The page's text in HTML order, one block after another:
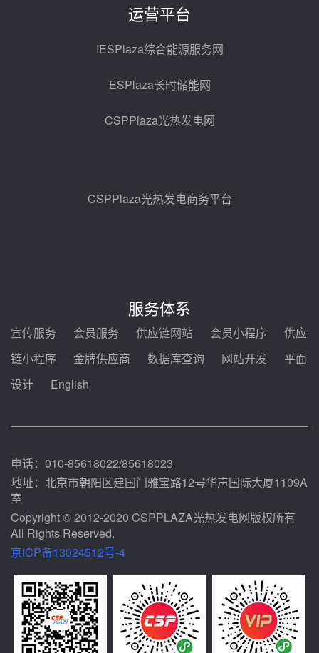
光热示范电站二列蒸汽发生器设备
亚核阀业中标天山北麓100MW光
热发电工程EPC总承包项目熔盐截
止阀、熔盐三偏心蝶阀采购
08-05 17:15
包项目熔盐介质超声波流量计采购
08-05 17:09
电机组灵活性改造项目三元液态盐
采购合同
迪尔化工预中标华能西安热工院
2026-2029年熔盐介质框架协议
100MW光热项目机组调试及性能
运营平台
IESPlaza综合能源服务网
ESPlaza长时储能网
CSPPlaza光热发电网
CSPPlaza光热发电商务平台
服务体系
宣传服务 会员服务 供应链网站 会员小程序
供应
链小程序
金牌供应商 数据库查询 网站开发
平面
设计
English
电话：010-85618022/85618023
地址：北京市朝阳区建国门雅宝路12号华声国际大厦1109A
室
Copyright © 2012-2020 CSPPLAZA光热发电网版权所有
All Rights Reserved.
京ICP备13024512号-4